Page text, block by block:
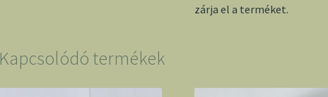
zárja el a terméket.
Kapcsolódó termékek